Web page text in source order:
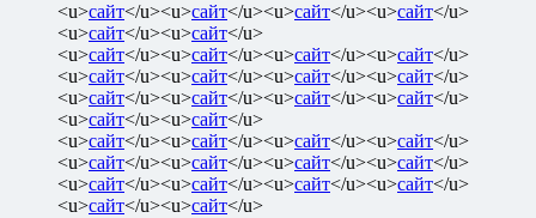
<u>сайт</u><u>сайт</u><u>сайт</u><u>сайт</u>
<u>сайт</u><u>сайт</u>
<u>сайт</u><u>сайт</u><u>сайт</u><u>сайт</u>
<u>сайт</u><u>сайт</u><u>сайт</u><u>сайт</u>
<u>сайт</u><u>сайт</u><u>сайт</u><u>сайт</u>
<u>сайт</u><u>сайт</u>
<u>сайт</u><u>сайт</u><u>сайт</u><u>сайт</u>
<u>сайт</u><u>сайт</u><u>сайт</u><u>сайт</u>
<u>сайт</u><u>сайт</u><u>сайт</u><u>сайт</u>
<u>сайт</u><u>сайт</u>